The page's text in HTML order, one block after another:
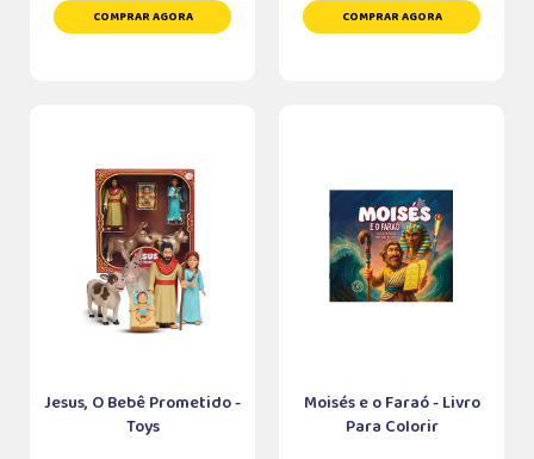
COMPRAR AGORA COMPRAR AGORA
Jesus, O Bebê Prometido -
Toys
Moisés e o Faraó - Livro
Para Colorir